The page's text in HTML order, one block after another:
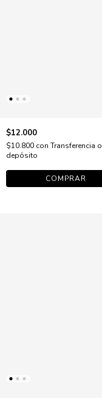
$12.000
$10.800 con Transferencia o
depósito
COMPRAR